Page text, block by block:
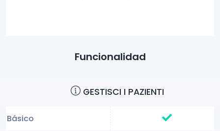
Funcionalidad
GESTISCI I PAZIENTI